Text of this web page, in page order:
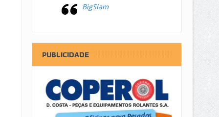
BigSlam
PUBLICIDADE